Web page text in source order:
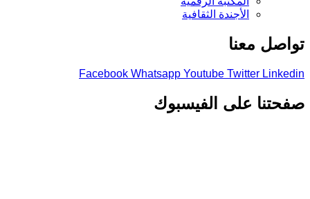
الأجندة الثقافية
تواصل معنا
Facebook Whatsapp Youtube Twitter Linkedin
صفحتنا على الفيسبوك